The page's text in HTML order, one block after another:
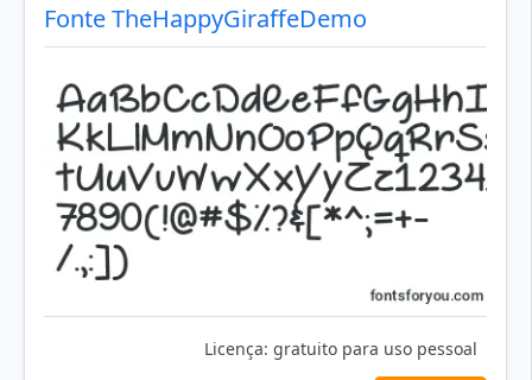
Fonte TheHappyGiraffeDemo
Licença: gratuito para uso pessoal